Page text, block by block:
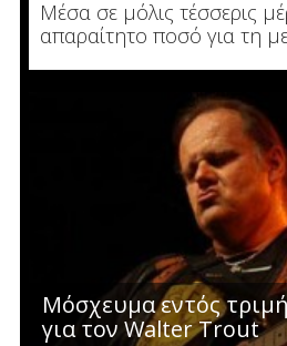
Μέσα σε μόλις τέσσερις
απαραίτητο ποσό για τη
Μόσχευμα εντός
για τον Walter Trout